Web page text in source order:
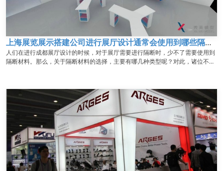
上海展览展示搭建公司进行展厅设计通常会使用到哪些隔断材料？
人们在进行成都展厅设计的时候，对于展厅需要进行隔断时，少不了需要使用到
隔断材料。那么，关于隔断材料的选择，主要有哪几种类型呢？对此，诸位不妨